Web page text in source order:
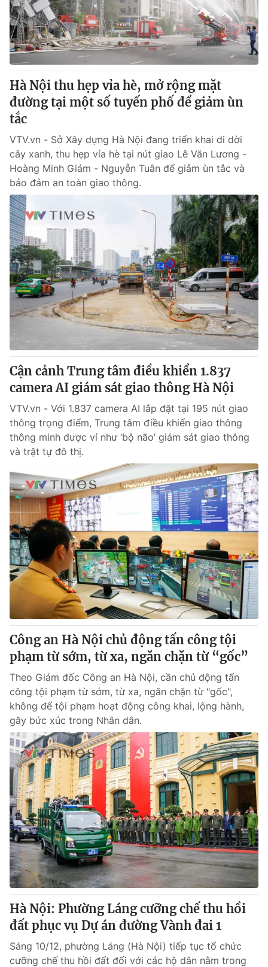
Hà Nội thu hẹp vỉa hè, mở rộng mặt
đường tại một số tuyến phố để giảm ùn
tắc
VTV.vn - Sở Xây dựng Hà Nội đang triển khai di dời
cây xanh, thu hẹp vỉa hè tại nút giao Lê Văn Lương -
Hoàng Minh Giám - Nguyễn Tuân để giảm ùn tắc và
bảo đảm an toàn giao thông.
Cận cảnh Trung tâm điều khiển 1.837
camera AI giám sát giao thông Hà Nội
VTV.vn - Với 1.837 camera AI lắp đặt tại 195 nút giao
thông trọng điểm, Trung tâm điều khiển giao thông
thông minh được ví như ‘bộ não’ giám sát giao thông
và trật tự đô thị.
Công an Hà Nội chủ động tấn công tội
phạm từ sớm, từ xa, ngăn chặn từ “gốc”
Theo Giám đốc Công an Hà Nội, cần chủ động tấn
công tội phạm từ sớm, từ xa, ngăn chặn từ "gốc",
không để tội phạm hoạt động công khai, lộng hành,
gây bức xúc trong Nhân dân.
Hà Nội: Phường Láng cưỡng chế thu hồi
đất phục vụ Dự án đường Vành đai 1
Sáng 10/12, phường Láng (Hà Nội) tiếp tục tổ chức
cưỡng chế thu hồi đất đối với các hộ dân nằm trong